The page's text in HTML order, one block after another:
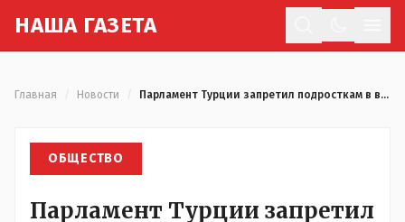
НАША ГАЗЕТА
Главная Новости Парламент Турции запретил подросткам в возрасте до 15 лет пользоваться соцсетями
ОБЩЕСТВО
Парламент Турции запретил